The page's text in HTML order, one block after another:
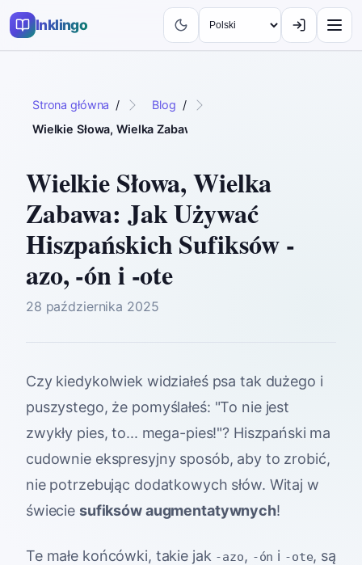
Inklingo
Strona główna / Blog /
Wielkie Słowa, Wielka Zabawa: Jak Używać Hiszpańskich
Wielkie Słowa, Wielka
Zabawa: Jak Używać
Hiszpańskich Sufiksów -
azo, -ón i -ote
28 października 2025
Czy kiedykolwiek widziałeś psa tak dużego i
puszystego, że pomyślałeś: "To nie jest
zwykły pies, to... mega-pies!"? Hiszpański ma
cudownie ekspresyjny sposób, aby to zrobić,
nie potrzebując dodatkowych słów. Witaj w
świecie sufiksów augmentatywnych!
Te małe końcówki, takie jak -azo, -ón i -ote, są